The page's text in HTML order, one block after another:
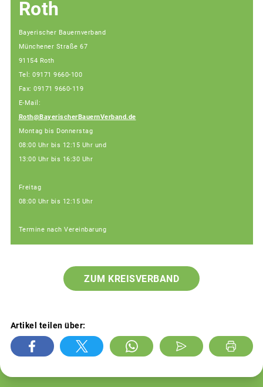
Roth
Bayerischer Bauernverband
Münchener Straße 67
91154 Roth
Tel: 09171 9660-100
Fax: 09171 9660-119
E-Mail:
Roth@BayerischerBauernVerband.de
Montag bis Donnerstag
08:00 Uhr bis 12:15 Uhr und
13:00 Uhr bis 16:30 Uhr
Freitag
08:00 Uhr bis 12:15 Uhr
Termine nach Vereinbarung
ZUM KREISVERBAND
Artikel teilen über: